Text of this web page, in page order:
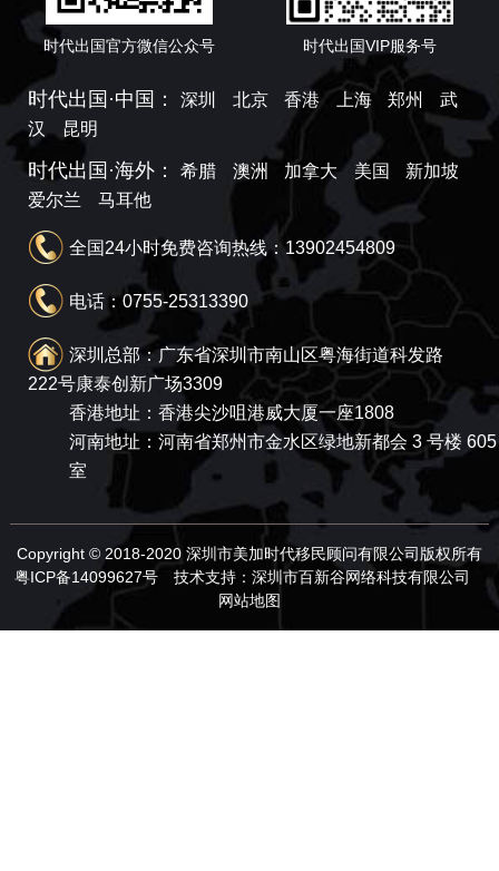
时代出国官方微信公众号 时代出国VIP服务号
时代出国·中国： 深圳 北京 香港 上海 郑州
武
汉
昆明
时代出国·海外： 希腊 澳洲 加拿大 美国
新加坡
爱尔兰
马耳他
全国24小时免费咨询热线：13902454809
电话：0755-25313390
深圳总部：广东省深圳市南山区粤海街道科发路
222号康泰创新广场3309
香港地址：香港尖沙咀港威大厦一座1808
河南地址：河南省郑州市金水区绿地新都会 3 号楼 605
室
Copyright © 2018-2020 深圳市美加时代移民顾问有限公司版权所有
粤ICP备14099627号技术支持： 深圳市百新谷网络科技有限公司
网站地图